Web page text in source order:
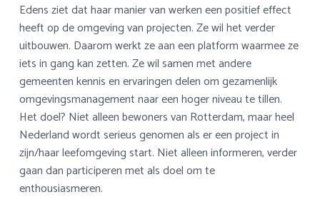
Edens ziet dat haar manier van werken een positief effect
heeft op de omgeving van projecten. Ze wil het verder
uitbouwen. Daarom werkt ze aan een platform waarmee ze
iets in gang kan zetten. Ze wil samen met andere
gemeenten kennis en ervaringen delen om gezamenlijk
omgevingsmanagement naar een hoger niveau te tillen.
Het doel? Niet alleen bewoners van Rotterdam, maar heel
Nederland wordt serieus genomen als er een project in
zijn/haar leefomgeving start. Niet alleen informeren, verder
gaan dan participeren met als doel om te
enthousiasmeren.